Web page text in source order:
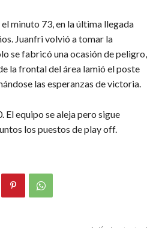
minuto 73, en la última llegada
Juanfri volvió a tomar la
se fabricó una ocasión de peligro,
la frontal del área lamió el poste
las esperanzas de victoria.
El equipo se aleja pero sigue
los puestos de play off.